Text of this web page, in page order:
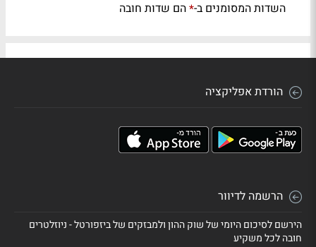
השדות המסומנים ב-*הם שדות חובה
הורדת אפליקציה
הרשמה לדיוור
הירשם לסיכום היומי של שוק ההון ולמבזקים של ביזפורטל - ניוזלטרים
חובה לכל משקיע